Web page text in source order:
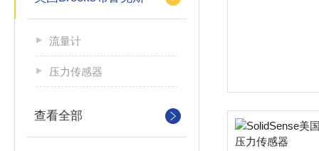
流量计
压力传感器
查看全部